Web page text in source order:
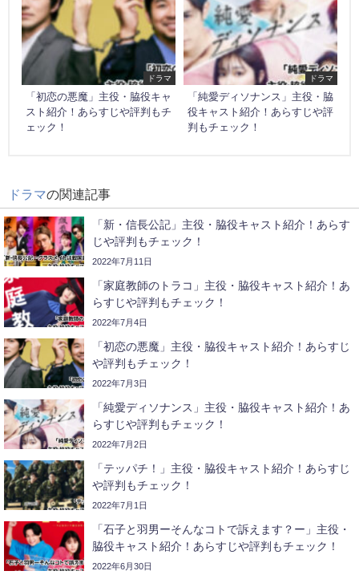
ドラマ
「初恋の悪魔」主役・脇役キャ
スト紹介！あらすじや評判もチ
ェック！
ドラマ
「純愛ディソナンス」主役・脇
役キャスト紹介！あらすじや評
判もチェック！
ドラマの関連記事
「新・信長公記」主役・脇役キャスト紹介！あらす
じや評判もチェック！
2022年7月11日
「家庭教師のトラコ」主役・脇役キャスト紹介！あ
らすじや評判もチェック！
2022年7月4日
「初恋の悪魔」主役・脇役キャスト紹介！あらすじ
や評判もチェック！
2022年7月3日
「純愛ディソナンス」主役・脇役キャスト紹介！あ
らすじや評判もチェック！
2022年7月2日
「テッパチ！」主役・脇役キャスト紹介！あらすじ
や評判もチェック！
2022年7月1日
「石子と羽男ーそんなコトで訴えます？ー」主役・
脇役キャスト紹介！あらすじや評判もチェック！
2022年6月30日